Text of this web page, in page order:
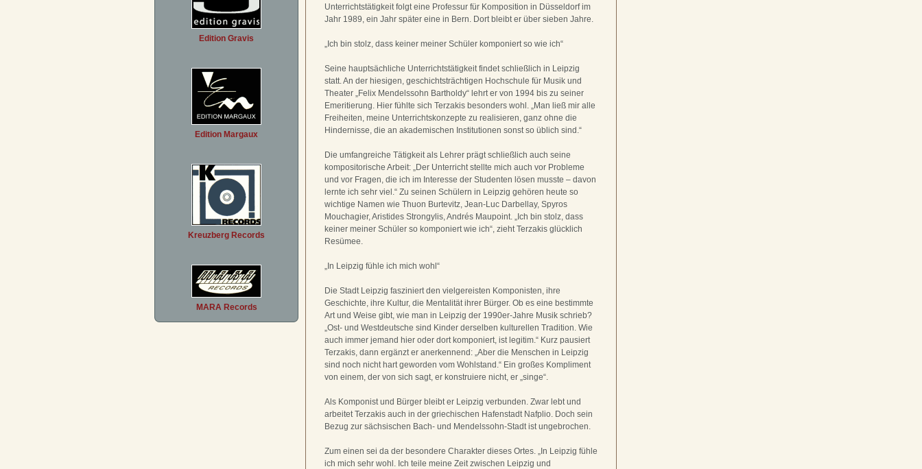
Edition Gravis
Edition Margaux
Kreuzberg Records
MARA Records
Unterrichtstätigkeit folgt eine Professur für Komposition in Düsseldorf im
Jahr 1989, ein Jahr später eine in Bern. Dort bleibt er über sieben Jahre.
„Ich bin stolz, dass keiner meiner Schüler komponiert so wie ich“
Seine hauptsächliche Unterrichtstätigkeit findet schließlich in Leipzig
statt. An der hiesigen, geschichtsträchtigen Hochschule für Musik und
Theater „Felix Mendelssohn Bartholdy“ lehrt er von 1994 bis zu seiner
Emeritierung. Hier fühlte sich Terzakis besonders wohl. „Man ließ mir alle
Freiheiten, meine Unterrichtskonzepte zu realisieren, ganz ohne die
Hindernisse, die an akademischen Institutionen sonst so üblich sind.“
Die umfangreiche Tätigkeit als Lehrer prägt schließlich auch seine
kompositorische Arbeit: „Der Unterricht stellte mich auch vor Probleme
und vor Fragen, die ich im Interesse der Studenten lösen musste – davon
lernte ich sehr viel.“ Zu seinen Schülern in Leipzig gehören heute so
wichtige Namen wie Thuon Burtevitz, Jean-Luc Darbellay, Spyros
Mouchagier, Aristides Strongylis, Andrés Maupoint. „Ich bin stolz, dass
keiner meiner Schüler so komponiert wie ich“, zieht Terzakis glücklich
Resümee.
„In Leipzig fühle ich mich wohl“
Die Stadt Leipzig fasziniert den vielgereisten Komponisten, ihre
Geschichte, ihre Kultur, die Mentalität ihrer Bürger. Ob es eine bestimmte
Art und Weise gibt, wie man in Leipzig der 1990er-Jahre Musik schrieb?
„Ost- und Westdeutsche sind Kinder derselben kulturellen Tradition. Wie
auch immer jemand hier oder dort komponiert, ist legitim.“ Kurz pausiert
Terzakis, dann ergänzt er anerkennend: „Aber die Menschen in Leipzig
sind noch nicht hart geworden vom Wohlstand.“ Ein großes Kompliment
von einem, der von sich sagt, er konstruiere nicht, er „singe“.
Als Komponist und Bürger bleibt er Leipzig verbunden. Zwar lebt und
arbeitet Terzakis auch in der griechischen Hafenstadt Nafplio. Doch sein
Bezug zur sächsischen Bach- und Mendelssohn-Stadt ist ungebrochen.
Zum einen sei da der besondere Charakter dieses Ortes. „In Leipzig fühle
ich mich sehr wohl. Ich teile meine Zeit zwischen Leipzig und